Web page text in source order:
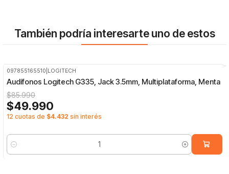
También podría interesarte uno de estos
097855165510 LOGITECH
Audífonos Logitech G335, Jack 3.5mm, Multiplataforma, Menta
$85.990
$49.990
12 cuotas de $4.432 sin interés
Cantidad